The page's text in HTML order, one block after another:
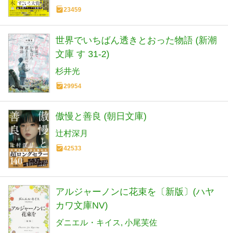
23459
世界でいちばん透きとおった物語 (新潮
文庫 す 31-2)
杉井光
29954
傲慢と善良 (朝日文庫)
辻村深月
42533
アルジャーノンに花束を〔新版〕(ハヤ
カワ文庫NV)
ダニエル・キイス 小尾芙佐